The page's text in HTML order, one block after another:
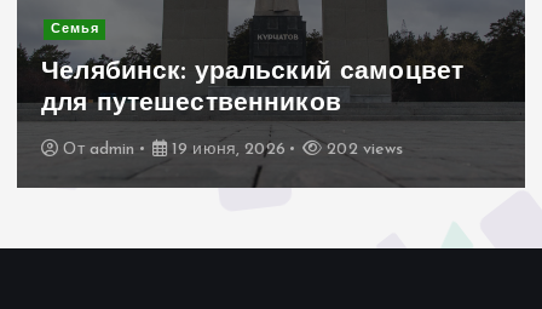
уральский самоцвет
19 июня, 2026 202 views
для